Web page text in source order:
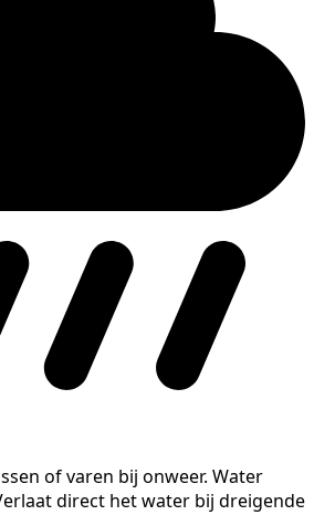
of varen bij onweer. Water
direct het water bij dreigende